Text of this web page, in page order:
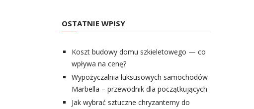
OSTATNIE WPISY
Koszt budowy domu szkieletowego — co
wpływa na cenę?
Wypożyczalnia luksusowych samochodów
Marbella – przewodnik dla początkujących
Jak wybrać sztuczne chryzantemy do